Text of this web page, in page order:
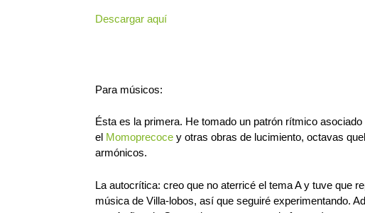
Descargar aquí
Para músicos:
Ésta es la primera. He tomado un patrón rítmico
el Momoprecoce y otras obras de lucimiento, octavas
armónicos.
La autocrítica: creo que no aterricé el tema A y tuve que
música de Villa-lobos, así que seguiré experimentando.